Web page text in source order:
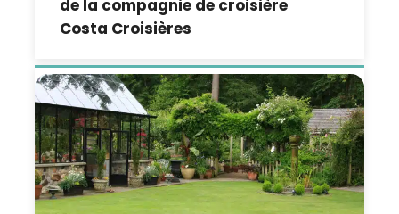
de la compagnie de croisière
Costa Croisières